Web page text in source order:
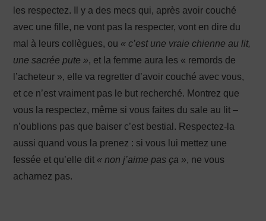
les respectez. Il y a des mecs qui, après avoir couché
avec une fille, ne vont pas la respecter, vont en dire du
mal à leurs collègues, ou « c’est une vraie chienne au lit,
une sacrée pute », et la femme aura les « remords de
l’acheteur », elle va regretter d’avoir couché avec vous,
et ce n’est vraiment pas le but recherché. Montrez que
vous la respectez, même si vous faites du sale au lit –
n’oublions pas que baiser c’est bestial. Respectez-la
aussi quand vous la prenez : si vous lui mettez une
fessée et qu’elle dit « non j’aime pas ça », ne vous
acharnez pas.